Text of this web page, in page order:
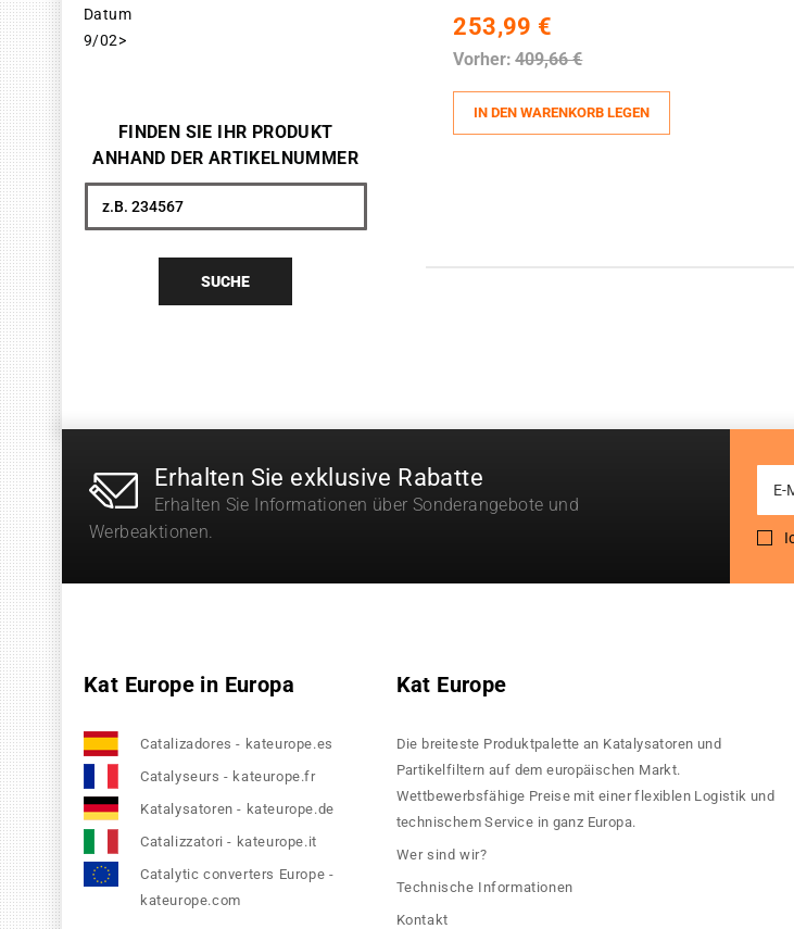
253,99 €
Vorher: 409,66 €
IN DEN WARENKORB LEGEN
Datum
9/02>
FINDEN SIE IHR PRODUKT
ANHAND DER ARTIKELNUMMER
Suche
SUCHE
Erhalten Sie exklusive Rabatte
Erhalten Sie Informationen über Sonderangebote und
Werbeaktionen.
for
Kat Europe in Europa
Catalizadores - kateurope.es
Catalyseurs - kateurope.fr
Katalysatoren - kateurope.de
Catalizzatori - kateurope.it
Catalytic converters Europe -
kateurope.com
Kat Europe
Die breiteste Produktpalette an Katalysatoren und
Partikelfiltern auf dem europäischen Markt.
Wettbewerbsfähige Preise mit einer flexiblen Logistik und
technischem Service in ganz Europa.
Wer sind wir?
Technische Informationen
Kontakt